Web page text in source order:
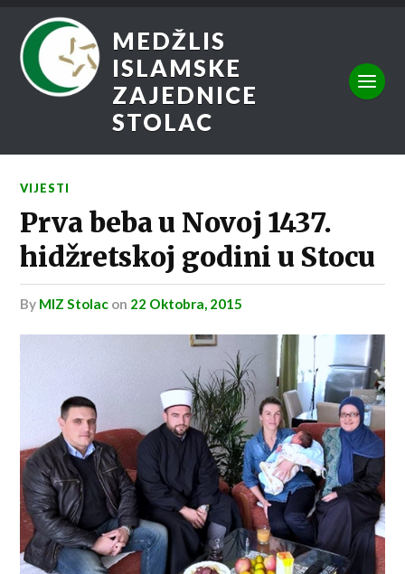
MEDŽLIS
ISLAMSKE
ZAJEDNICE
STOLAC
VIJESTI
Prva beba u Novoj 1437.
hidžretskoj godini u Stocu
by MIZ Stolac on 22 Oktobra, 2015